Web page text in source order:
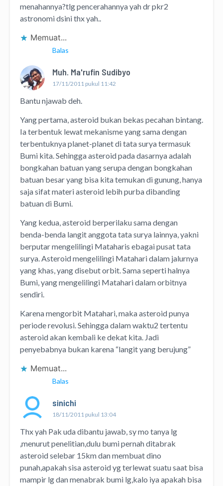
menahannya?tlg pencerahannya yah dr pkr2
astronomi dsini thx yah..
Memuat...
Balas
Muh. Ma'rufin Sudibyo
17/11/2011 pukul 11:42
Bantu njawab deh.
Yang pertama, asteroid bukan bekas pecahan bintang.
Ia terbentuk lewat mekanisme yang sama dengan
terbentuknya planet-planet di tata surya termasuk
Bumi kita. Sehingga asteroid pada dasarnya adalah
bongkahan batuan yang serupa dengan bongkahan
batuan besar yang bisa kita temukan di gunung, hanya
saja sifat materi asteroid lebih purba dibanding
batuan di Bumi.
Yang kedua, asteroid berperilaku sama dengan
benda-benda langit anggota tata surya lainnya, yakni
berputar mengelilingi Mataharis ebagai pusat tata
surya. Asteroid mengelilingi Matahari dalam jalurnya
yang khas, yang disebut orbit. Sama seperti halnya
Bumi, yang mengelilingi Matahari dalam orbitnya
sendiri.
Karena mengorbit Matahari, maka asteroid punya
periode revolusi. Sehingga dalam waktu2 tertentu
asteroid akan kembali ke dekat kita. Jadi
penyebabnya bukan karena “langit yang berujung”
Memuat...
Balas
sinichi
18/11/2011 pukul 13:04
Thx yah Pak uda dibantu jawab, sy mo tanya lg
,menurut penelitian,dulu bumi pernah ditabrak
asteroid selebar 15km dan membuat dino
punah,apakah sisa asteroid yg terlewat suatu saat bisa
mampir lg dan menabrak bumi lg,kalo iya apakah bisa